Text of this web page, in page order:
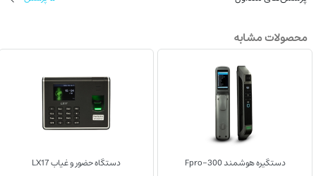
محصولات مشابه
دستگیره هوشمند Fpro-300 دستگاه حضور و غیاب LX17